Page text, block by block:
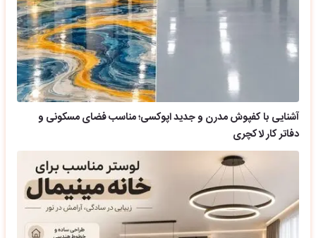
آشنایی با کفپوش مدرن و جدید اپوکسی؛ مناسب فضای مسکونی و
دفاتر کار لاکچری